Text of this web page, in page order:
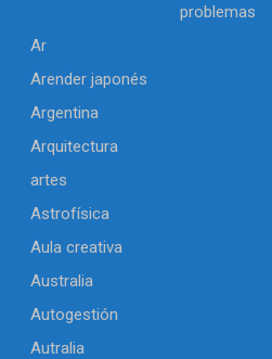
problemas
Ar
Arender japonés
Argentina
Arquitectura
artes
Astrofísica
Aula creativa
Australia
Autogestión
Autralia